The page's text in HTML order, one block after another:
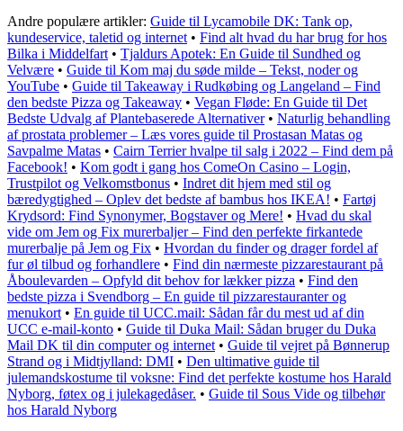
Andre populære artikler: Guide til Lycamobile DK: Tank op,
kundeservice, taletid og internet • Find alt hvad du har brug for hos
Bilka i Middelfart • Tjaldurs Apotek: En Guide til Sundhed og
Velvære • Guide til Kom maj du søde milde – Tekst, noder og
YouTube • Guide til Takeaway i Rudkøbing og Langeland – Find
den bedste Pizza og Takeaway • Vegan Fløde: En Guide til Det
Bedste Udvalg af Plantebaserede Alternativer• Naturlig behandling
af prostata problemer – Læs vores guide til Prostasan Matas og
Savpalme Matas • Cairn Terrier hvalpe til salg i 2022 – Find dem på
Facebook! • Kom godt i gang hos ComeOn Casino – Login,
Trustpilot og Velkomstbonus • Indret dit hjem med stil og
bæredygtighed – Oplev det bedste af bambus hos IKEA! • Fartøj
Krydsord: Find Synonymer, Bogstaver og Mere! • Hvad du skal
vide om Jem og Fix murerbaljer – Find den perfekte firkantede
murerbalje på Jem og Fix • Hvordan du finder og drager fordel af
fur øl tilbud og forhandlere • Find din nærmeste pizzarestaurant på
Åboulevarden – Opfyld dit behov for lækker pizza • Find den
bedste pizza i Svendborg – En guide til pizzarestauranter og
menukort • En guide til UCC.mail: Sådan får du mest ud af din
UCC e-mail-konto • Guide til Duka Mail: Sådan bruger du Duka
Mail DK til din computer og internet • Guide til vejret på Bønnerup
Strand og i Midtjylland: DMI • Den ultimative guide til
julemandskostume til voksne: Find det perfekte kostume hos Harald
Nyborg, føtex og i julekagedåser. • Guide til Sous Vide og tilbehør
hos Harald Nyborg